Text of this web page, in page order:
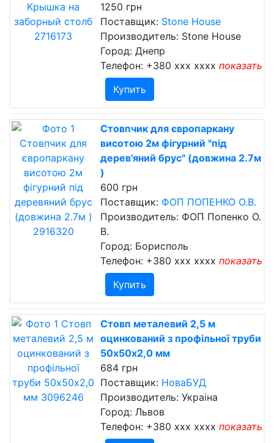
1250 грн
Поставщик: Stone House
Производитель: Stone House
Город: Днепр
Телефон: +380 xxx xxxx показать
Купить
Стовпчик для європаркану
висотою 2м фігурний "під
дерев'яний брус" (довжина 2.7м
)
600 грн
Поставщик: ФОП ПОПЕНКО О.В.
Производитель: ФОП Попенко О.
В.
Город: Борисполь
Телефон: +380 xxx xxxx показать
Купить
Стовп металевий 2,5 м
оцинкований з профільної труби
50х50х2,0 мм
684 грн
Поставщик: НоваБУД
Производитель: Украіна
Город: Львов
Телефон: +380 xxx xxxx показать